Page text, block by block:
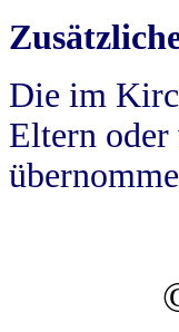
Die im
Eltern